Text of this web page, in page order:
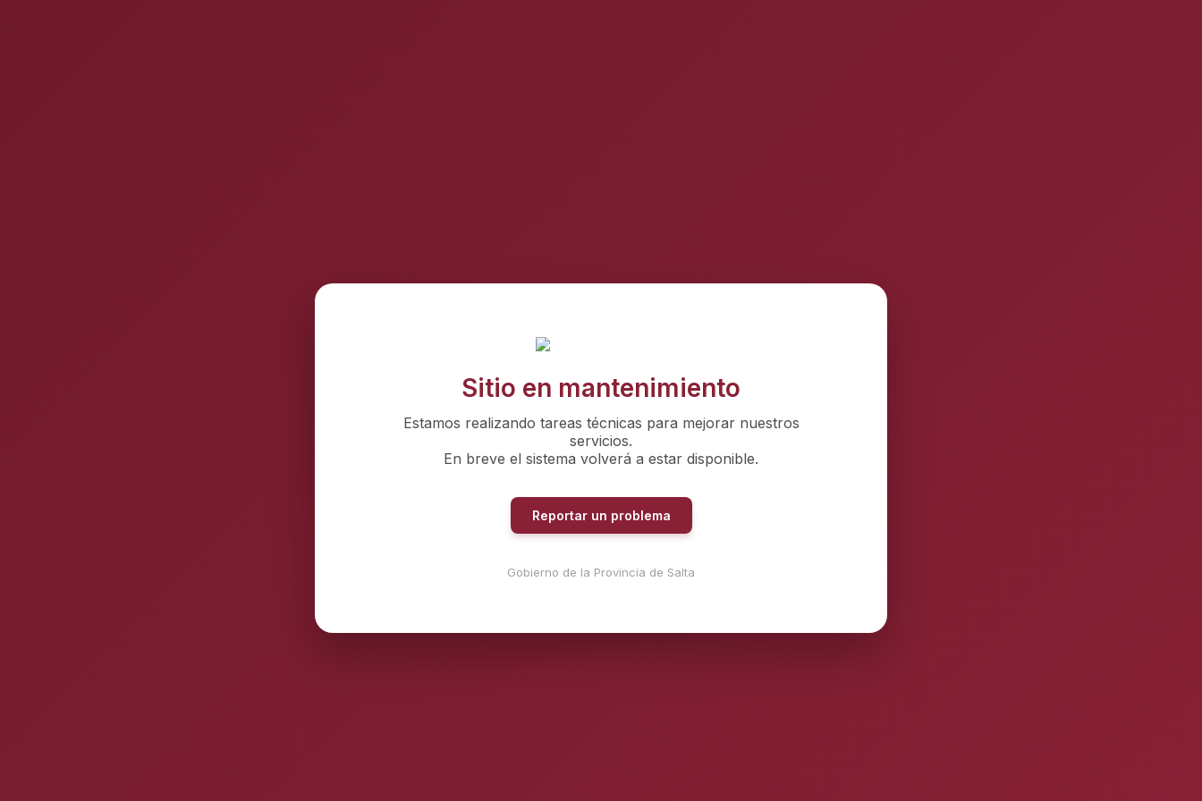
Sitio en mantenimiento
Estamos realizando tareas técnicas para mejorar nuestros
servicios.
En breve el sistema volverá a estar disponible.
Reportar un problema
Gobierno de la Provincia de Salta